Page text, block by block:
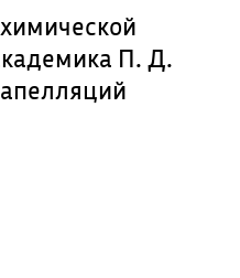
П. Д.